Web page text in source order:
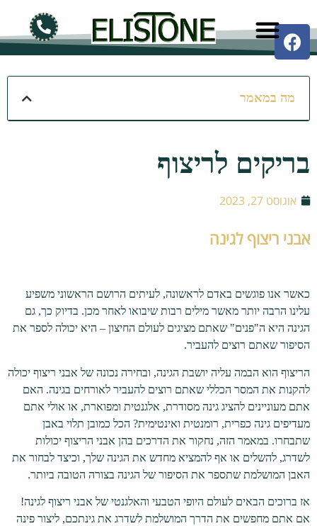
מה במאמר
בריקים לריצוף
אוגוסט 27, 2023
אבני ריצוף לגינה
כאשר אנו פוגשים באדם לראשונה, לעיתים הרושם הראשוני משפיע
עלינו הרבה יותר מאשר מילים רבות שיבואו לאחר מכן. בדיוק כך, גם
הגינה היא ה"פנים" שאתם מציגים לעולם החיצון – היא יכולה לספר את
הסיפור שאתם רוצים להעביר.
הריצוף הוא הבמה עליה יושבת הגינה, ובחירה נכונה של אבני ריצוף יכולה
להקנות את המסר הכללי שאתם רוצים להעביר לאורחים בגינה. האם
אתם מעוניינים להציג גינה מסודרת, אלגנטית ומפוארת, או אולי אתם
מעדיפים גינה כפרית, רומנטית ואינטימית? הכל כמובן תלוי באבן
שתבחרו. במאמר הזה, נחקור את הדרכים בהן אבני הריצוף יכולות
לשדרג, להשלים או אף להמציא מחדש את הגינה שלך, וכיצד לבחור את
האבן המושלמת שתספר את הסיפור של הגינה בצורה הטובה ביותר.
אז ברוכים הבאים לעולם היופי הטבעי והאלגנטי של אבני ריצוף לגינה!
אם אתם מחפשים את הדרך המושלמת לשדרג את גינתכם, ליצור פינה